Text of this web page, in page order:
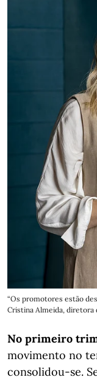
“Os promotores estão
Cristina Almeida, diretora
No primeiro
movimento no
consolidou-se.